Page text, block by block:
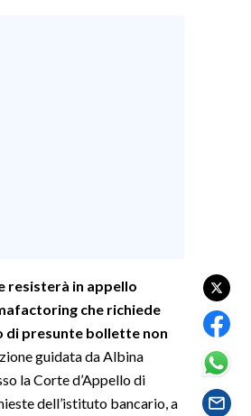
resisterà in appello
che richiede
di presunte bollette non
guidata da Albina
la Corte d’Appello di
dell’istituto bancario, a